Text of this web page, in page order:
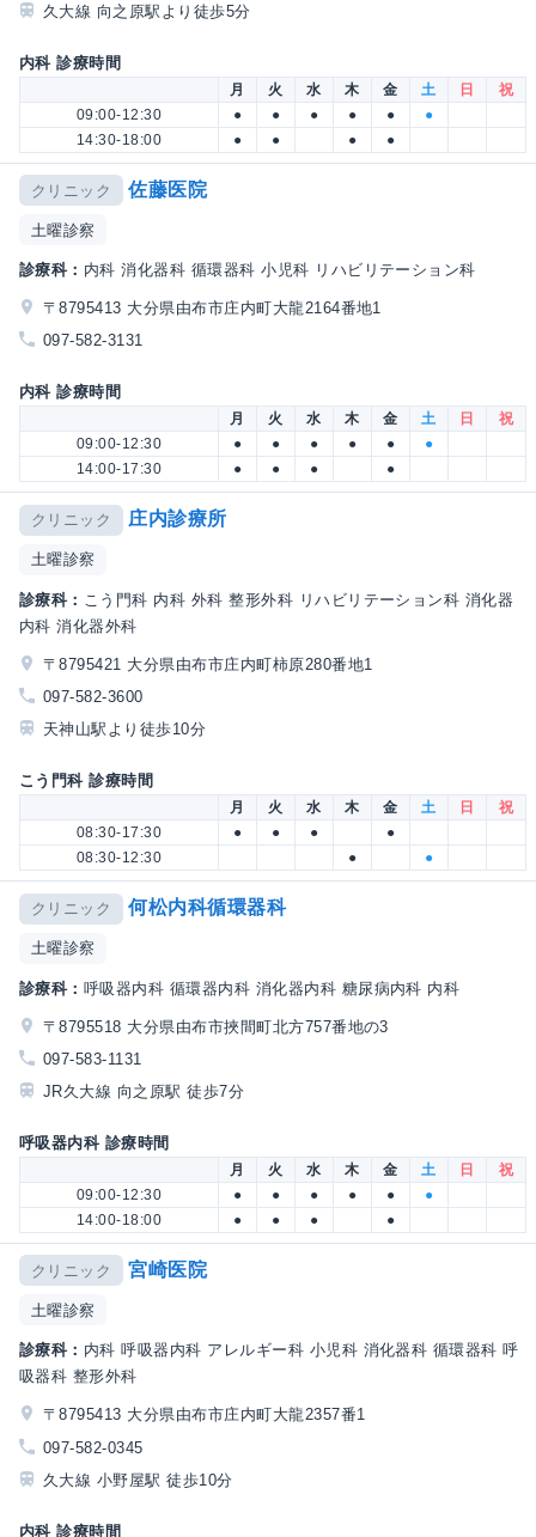
久大線 向之原駅より徒歩5分
内科 診療時間
月 火 水 木 金 土 日
祝
09:00-12:30
● ● ● ● ●
●
14:30-18:00
● ● ● ●
クリニック 佐藤医院
土曜診察
診療科： 内科 消化器科 循環器科 小児科 リハビリテーション科
〒8795413 大分県由布市庄内町大龍2164番地1
097-582-3131
内科 診療時間
月 火 水 木 金 土 日
祝
09:00-12:30
● ● ● ● ●
●
14:00-17:30
● ● ● ●
クリニック 庄内診療所
土曜診察
診療科： こう門科 内科 外科 整形外科 リハビリテーション科 消化器
内科 消化器外科
〒8795421 大分県由布市庄内町柿原280番地1
097-582-3600
天神山駅より徒歩10分
こう門科 診療時間
月 火 水 木 金 土 日
祝
08:30-17:30
● ● ●
●
08:30-12:30
● ●
クリニック 何松内科循環器科
土曜診察
診療科： 呼吸器内科 循環器内科 消化器内科 糖尿病内科 内科
〒8795518 大分県由布市挾間町北方757番地の3
097-583-1131
JR久大線 向之原駅 徒歩7分
呼吸器内科 診療時間
月 火 水 木 金 土 日
祝
09:00-12:30
● ● ● ● ●
●
14:00-18:00
● ● ● ●
クリニック 宮崎医院
土曜診察
診療科： 内科 呼吸器内科 アレルギー科 小児科 消化器科 循環器科 呼
吸器科 整形外科
〒8795413 大分県由布市庄内町大龍2357番1
097-582-0345
久大線 小野屋駅 徒歩10分
内科 診療時間